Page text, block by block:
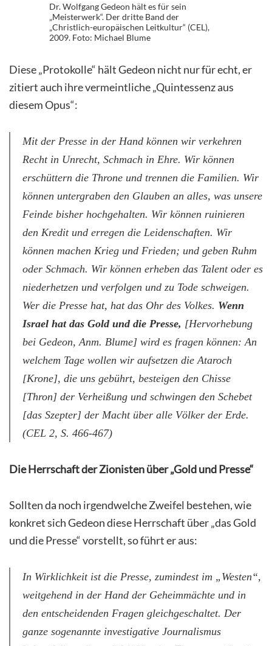
Dr. Wolfgang Gedeon hält es für sein
„Meisterwerk“. Der dritte Band der
„Christlich-europäischen Leitkultur“ (CEL),
2009. Foto: Michael Blume
Diese „Protokolle“ hält Gedeon nicht nur für echt, er
zitiert auch ihre vermeintliche „Quintessenz aus
diesem Opus“:
Mit der Presse in der Hand können wir verkehren
Recht in Unrecht, Schmach in Ehre. Wir können
erschüttern die Throne und trennen die Familien. Wir
können untergraben den Glauben an alles, was unsere
Feinde bisher hochgehalten. Wir können ruinieren
den Kredit und erregen die Leidenschaften. Wir
können machen Krieg und Frieden; und geben Ruhm
oder Schmach. Wir können erheben das Talent oder es
niederhetzen und verfolgen und zu Tode schweigen.
Wer die Presse hat, hat das Ohr des Volkes. Wenn
Israel hat das Gold und die Presse, [Hervorhebung
bei Gedeon, Anm. Blume] wird es fragen können: An
welchem Tage wollen wir aufsetzen die Ataroch
[Krone], die uns gebührt, besteigen den Chisse
[Thron] der Verheißung und schwingen den Schebet
[das Szepter] der Macht über alle Völker der Erde.
(CEL 2, S. 466-467)
Die Herrschaft der Zionisten über „Gold und Presse“
Sollten da noch irgendwelche Zweifel bestehen, wie
konkret sich Gedeon diese Herrschaft über „das Gold
und die Presse“ vorstellt, so führt er aus:
In Wirklichkeit ist die Presse, zumindest im „Westen“,
weitgehend in der Hand der Geheimmächte und in
den entscheidenden Fragen gleichgeschaltet. Der
ganze sogenannte investigative Journalismus